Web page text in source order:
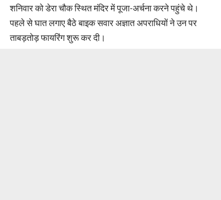
शनिवार को डेरा चौक स्थित मंदिर में पूजा-अर्चना करने पहुंचे थे।
पहले से घात लगाए बैठे बाइक सवार अज्ञात अपराधियों ने उन पर
ताबड़तोड़ फायरिंग शुरू कर दी।